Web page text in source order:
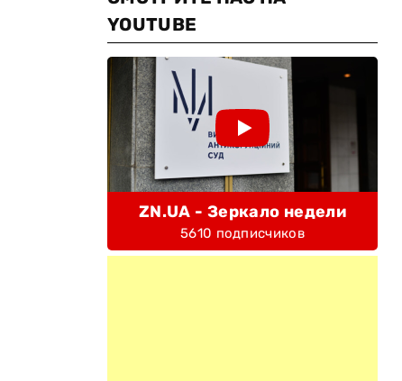
YOUTUBE
ZN.UA - Зеркало недели
5610 подписчиков